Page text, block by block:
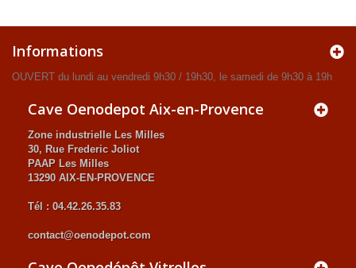
Informations
OUVERT du lundi au vendredi 9h30 / 19h30, le samedi de 9h30 à 19h
Cave Oenodepot Aix-en-Provence
Zone industrielle Les Milles
30, Rue Frederic Joliot
PAAP Les Milles
13290 AIX-EN-PROVENCE
Tél : 04.42.26.35.83
contact@oenodepot.com